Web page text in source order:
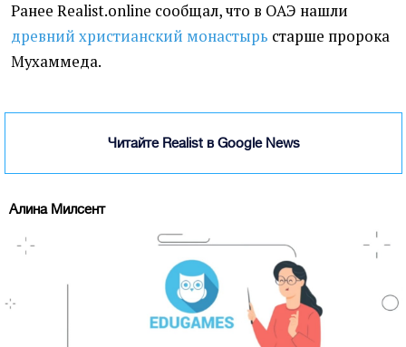
Ранее Realist.online сообщал, что в ОАЭ нашли
древний христианский монастырь старше пророка
Мухаммеда.
Читайте Realist в Google News
Алина Милсент